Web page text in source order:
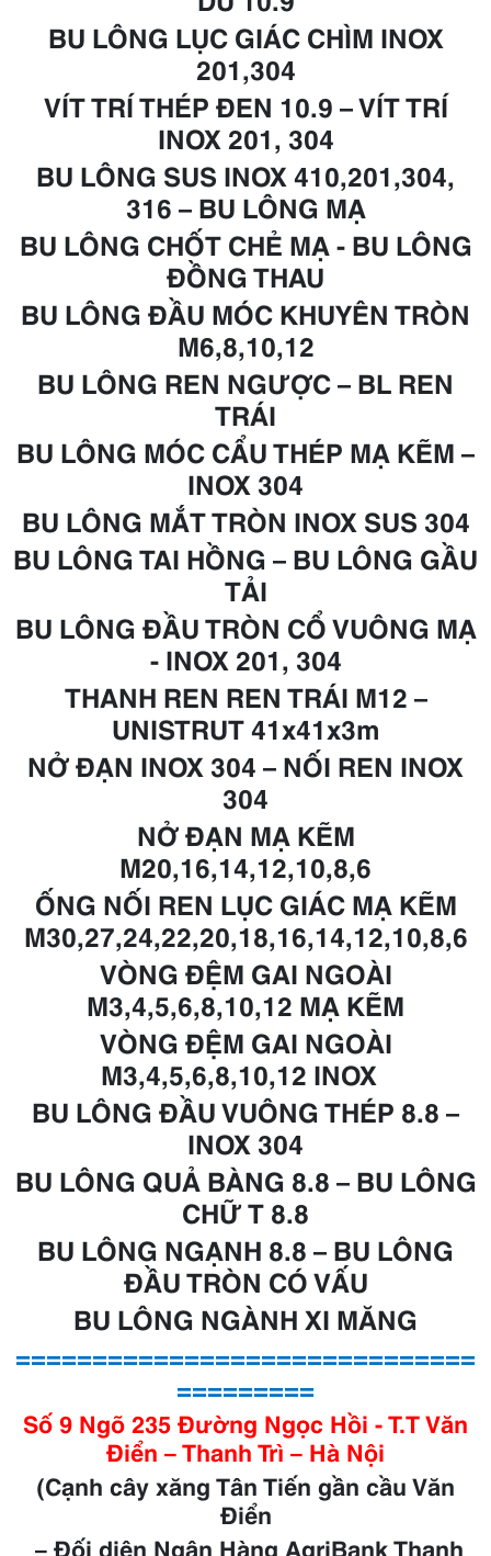
BU LÔNG LỤC GIÁC CHÌM INOX
201,304
VÍT TRÍ THÉP ĐEN 10.9 – VÍT TRÍ
INOX 201, 304
BU LÔNG SUS INOX 410,201,304,
316 – BU LÔNG MẠ
BU LÔNG CHỐT CHẺ MẠ- BU LÔNG
ĐỒNG THAU
BU LÔNG ĐẦU MÓC KHUYÊN TRÒN
M6,8,10,12
BU LÔNG REN NGƯỢC – BL REN
TRÁI
BU LÔNG MÓC CẨU THÉP MẠ KẼM –
INOX 304
BU LÔNG MẮT TRÒN INOX SUS 304
BU LÔNG TAI HỒNG – BU LÔNG GẦU
TẢI
BU LÔNG ĐẦU TRÒN CỔ VUÔNG MẠ
- INOX 201, 304
THANH REN REN TRÁI M12 –
UNISTRUT 41x41x3m
NỞ ĐẠN INOX 304 – NỐI REN INOX
304
NỞ ĐẠN MẠ KẼM
M20,16,14,12,10,8,6
ỐNG NỐI REN LỤC GIÁC MẠ KẼM
M30,27,24,22,20,18,16,14,12,10,8,6
VÒNG ĐỆM GAI NGOÀI
M3,4,5,6,8,10,12 MẠ KẼM
VÒNG ĐỆM GAI NGOÀI
M3,4,5,6,8,10,12 INOX
BU LÔNG ĐẦU VUÔNG THÉP 8.8 –
INOX 304
BU LÔNG QUẢ BÀNG 8.8 – BU LÔNG
CHỮ T 8.8
BU LÔNG NGẠNH 8.8 – BU LÔNG
ĐẦU TRÒN CÓ VẤU
BU LÔNG NGÀNH XI MĂNG
==============================
=========
Số 9 Ngõ 235 Đường Ngọc Hồi - T.T Văn
Điển – Thanh Trì – Hà Nội
(Cạnh cây xăng Tân Tiến gần cầu Văn
Điển
– Đối diện Ngân Hàng AgriBank Thanh